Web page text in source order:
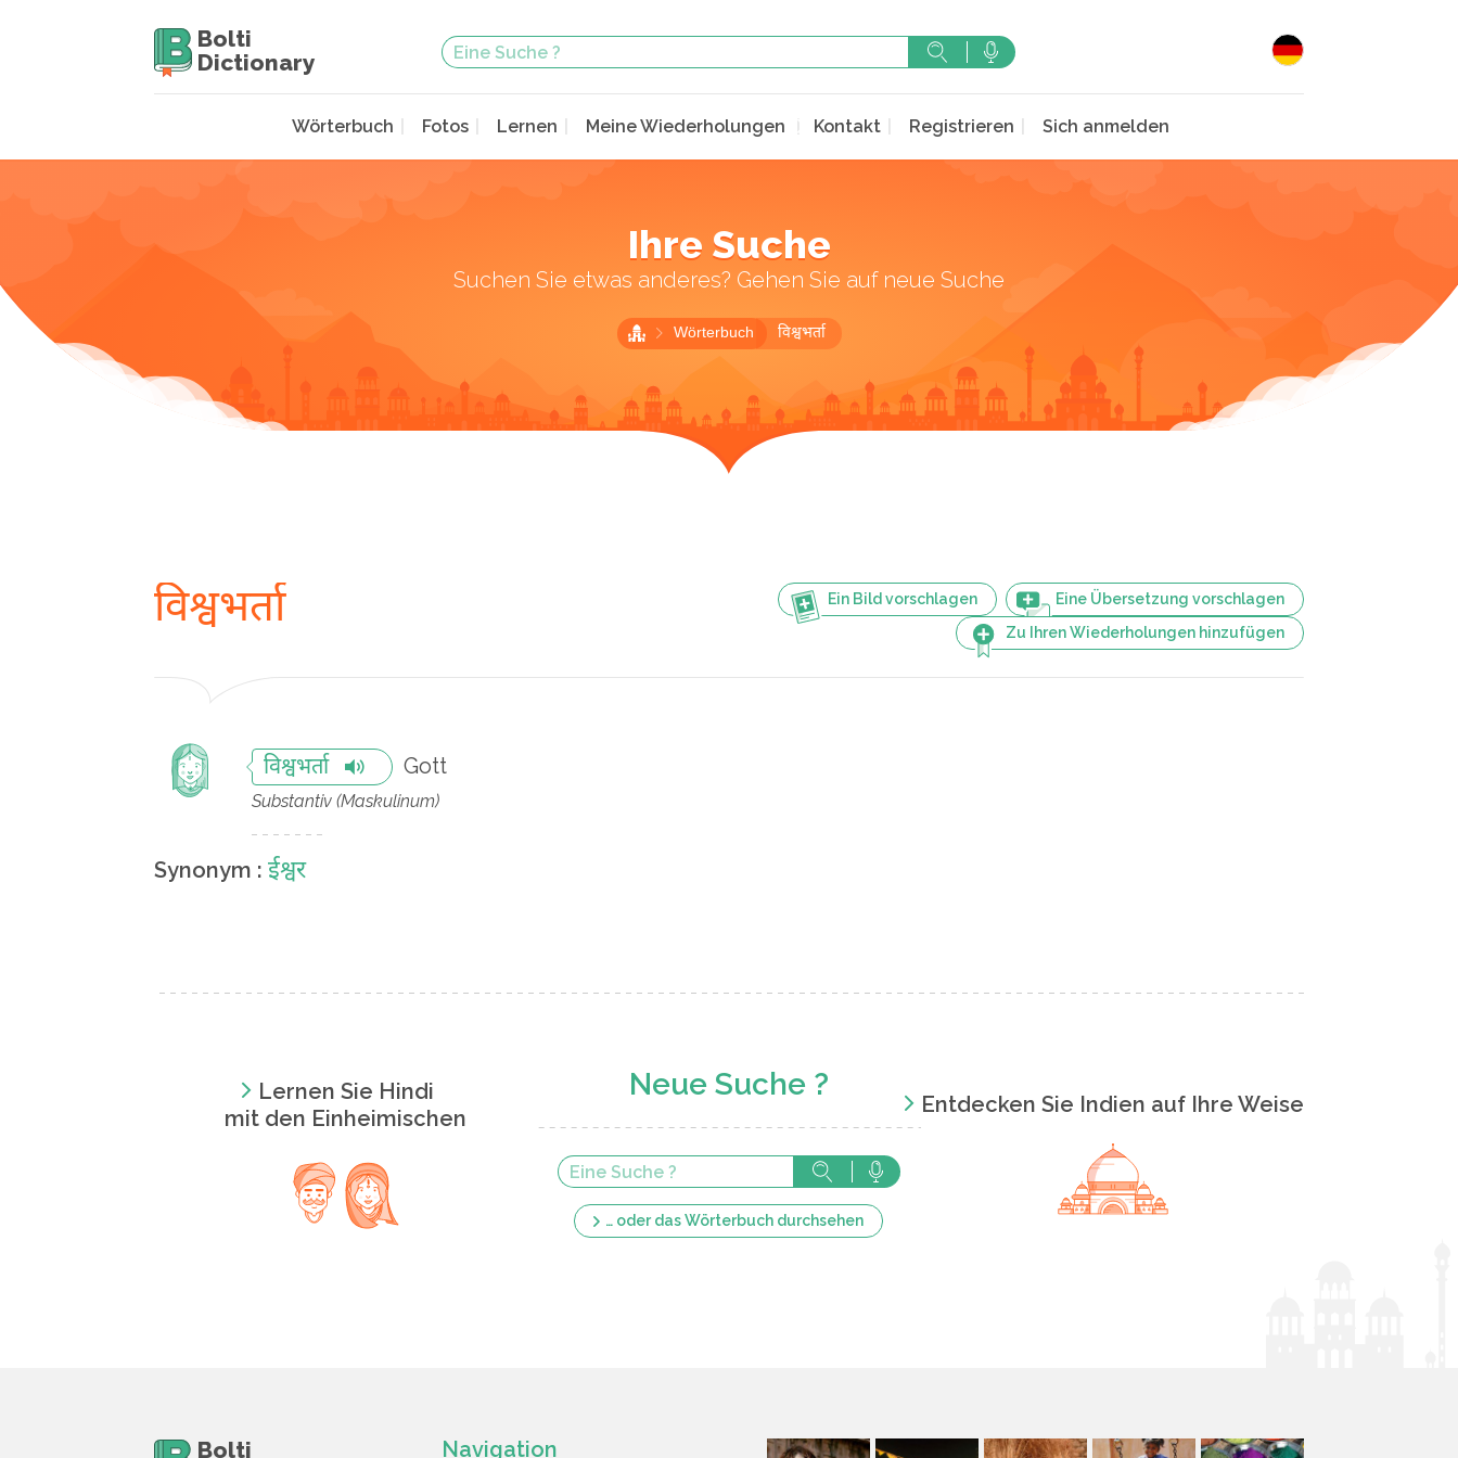
Bolti
Dictionary
Wörterbuch Fotos Lernen Meine Wiederholungen Kontakt Registrieren Sich anmelden
Ihre Suche
Suchen Sie etwas anderes? Gehen Sie auf neue Suche
Wörterbuch विश्वभर्ता
Ein Bild vorschlagen
Eine Übersetzung vorschlagen
Zu Ihren Wiederholungen hinzufügen
विश्वभर्ता
विश्वभर्ता Gott
Substantiv (Maskulinum)
Synonym : ईश्वर
Lernen Sie Hindi
mit den Einheimischen
Neue Suche ?
… oder das Wörterbuch durchsehen
Entdecken Sie Indien auf Ihre Weise
Bolti Navigation